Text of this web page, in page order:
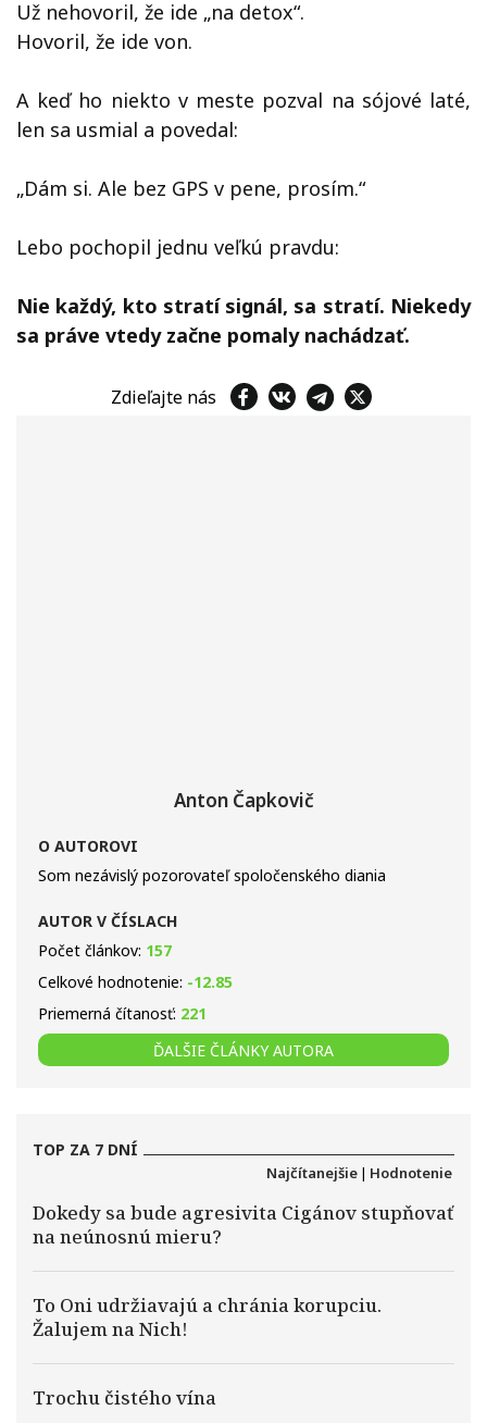
Už nehovoril, že ide „na detox“.
Hovoril, že ide von.
A keď ho niekto v meste pozval na sójové laté,
len sa usmial a povedal:
„Dám si. Ale bez GPS v pene, prosím.“
Lebo pochopil jednu veľkú pravdu:
Nie každý, kto stratí signál, sa stratí. Niekedy
sa práve vtedy začne pomaly nachádzať.
Zdieľajte nás
Anton Čapkovič
O AUTOROVI
Som nezávislý pozorovateľ spoločenského diania
AUTOR V ČÍSLACH
Počet článkov: 157
Celkové hodnotenie: -12.85
Priemerná čítanosť: 221
ĎALŠIE ČLÁNKY AUTORA
TOP ZA 7 DNÍ
Najčítanejšie | Hodnotenie
Dokedy sa bude agresivita Cigánov stupňovať
na neúnosnú mieru?
To Oni udržiavajú a chránia korupciu.
Žalujem na Nich!
Trochu čistého vína